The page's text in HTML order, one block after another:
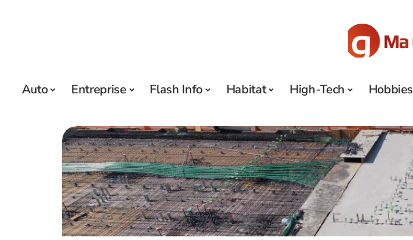
Auto Entreprise Flash Info Habitat High-Tech Hobbies